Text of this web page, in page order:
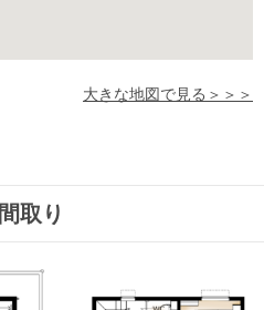
大きな地図で見る＞＞＞
間取り